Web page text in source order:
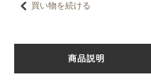
買い物を続ける
商品説明